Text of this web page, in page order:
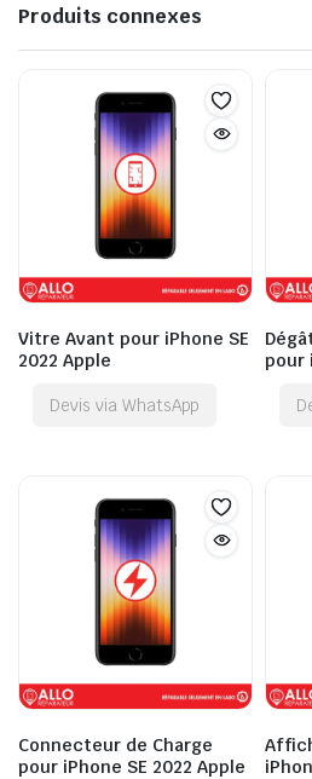
Produits connexes
Vitre Avant pour iPhone SE
2022 Apple
Devis via WhatsApp
pour
Connecteur de Charge
pour iPhone SE 2022 Apple